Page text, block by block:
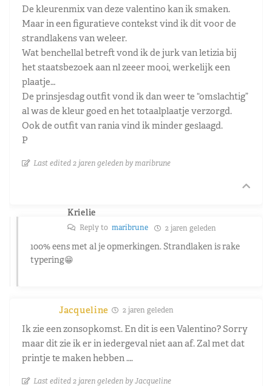
De kleurenmix van deze valentino kan ik smaken.
Maar in een figuratieve contekst vind ik dit voor de
strandlakens van weleer.
Wat benchellal betreft vond ik de jurk van letizia bij
het staatsbezoek aan nl zeeer mooi, werkelijk een
plaatje…
De prinsjesdag outfit vond ik dan weer te “omslachtig”
al was de kleur goed en het totaalplaatje verzorgd.
Ook de outfit van rania vind ik minder geslaagd.
P
Last edited 2 jaren geleden by maribrune
Krielie
Reply to maribrune 2 jaren geleden
100% eens met al je opmerkingen. Strandlaken is rake
typering😁
Jacqueline 2 jaren geleden
Ik zie een zonsopkomst. En dit is een Valentino? Sorry
maar dit zie ik er in iedergeval niet aan af. Zal met dat
printje te maken hebben ….
Last edited 2 jaren geleden by Jacqueline